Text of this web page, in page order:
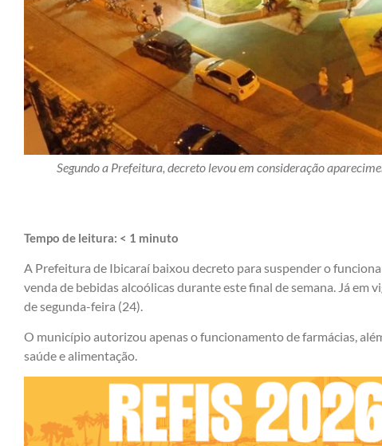
Segundo a Prefeitura, decreto levou em consideração
Tempo de leitura: < 1 minuto
A Prefeitura de Ibicaraí baixou decreto para suspender o
venda de bebidas alcoólicas durante este final de semana. Já em
de segunda-feira (24).
O município autorizou apenas o funcionamento de farmácias,
saúde e alimentação.